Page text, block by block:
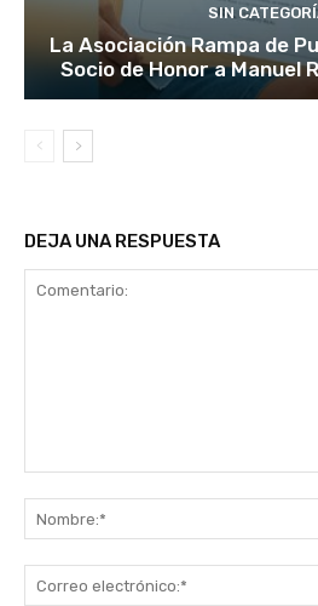
SIN
La Asociación Rampa de
Socio de Honor a Manuel
DEJA UNA RESPUESTA